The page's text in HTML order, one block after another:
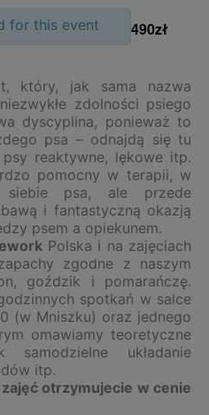
for this event 490zł
który, jak sama nazwa
zdolności psiego
dyscyplina, ponieważ to
psa – odnajdą się tu
reaktywne, lękowe itp.
pomocny w terapii, w
siebie psa, ale przede
i fantastyczną okazją
psem a opiekunem.
Polska i na zajęciach
zgodne z naszym
goździk i pomarańczę.
spotkań w salce
(w Mniszku) oraz jednego
omawiamy teoretyczne
układanie
itp.
otrzymujecie w cenie